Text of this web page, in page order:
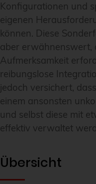
Konfigurationen und
eigenen
können. Diese
aber erwähnenswert,
Aufmerksamkeit
reibungslose
jedoch versichert,
einem ansonsten
und selbst diese mit
effektiv verwaltet
Übersicht